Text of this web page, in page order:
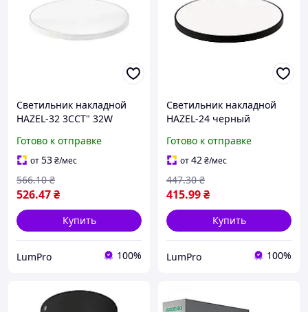
Светильник накладной
HAZEL-32 3CCT" 32W
Готово к отправке
от53₴/мес
526.47₴
566.10 ₴
Купить
LumPro 100%
Светильник накладной
HAZEL-24 черный
Готово к отправке
от42₴/мес
415.99₴
447.30 ₴
Купить
LumPro 100%